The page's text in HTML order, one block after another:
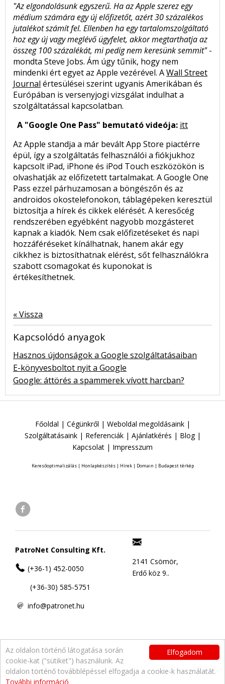
Elfogadom
Az oldalon történő látogatása során
cookie-kat ("sütiket") használunk. Az
oldalon történő továbblépéssel elfogadja a cookie-k használatát.
További információ
"Az elgondolásunk egyszerű. Ha az Apple szerez egy
médium számára egy új előfizetőt, azért 30 százalékos
jutalékot számít fel. Ellenben ha egy tartalomszolgáltató
hoz egy új vagy meglévő ügyfelet, akkor megtarthatja az
összeg 100 százalékát, mi pedig nem keresünk semmit"-
mondta Steve Jobs. Ám úgy tűnik, hogy nem
mindenki ért egyet az Apple vezérével. AWall Street
Journal értesülései szerint ugyanis Amerikában és
Európában is versenyjogi vizsgálat indulhat a
szolgáltatással kapcsolatban.
A "Google One Pass" bemutató videója: itt
Az Apple standja a már bevált App Store piactérre
épül, így a szolgáltatás felhasználói a fiókjukhoz
kapcsolt iPad, iPhone és iPod Touch eszközökön is
olvashatják az előfizetett tartalmakat. A Google One
Pass ezzel párhuzamosan a böngészőn és az
androidos okostelefonokon, táblagépeken keresztül
biztosítja a hírek és cikkek elérését. A keresőcég
rendszerében egyébként nagyobb mozgásteret
kapnak a kiadók. Nem csak előfizetéseket és napi
hozzáféréseket kínálhatnak, hanem akár egy
cikkhez is biztosíthatnak elérést, sőt felhasználókra
szabott csomagokat és kuponokat is
értékesíthetnek.
« Vissza
Kapcsolódó anyagok
Hasznos újdonságok a Google szolgáltatásaiban
E-könyvesboltot nyit a Google
Google: áttörés a spammerek vívott harcban?
Főoldal | Cégünkről | Weboldal megoldásaink|
Szolgáltatásaink| Referenciák| Ajánlatkérés | Blog|
Kapcsolat | Impresszum
Keresőoptimalizálás| Honlapkészítés| Hírek| Domain | Budapest térkép
PatroNet Consulting Kft.
(+36-1) 452-0050
(+36-30) 585-5751
info@patronet.hu
2141 Csömör,
Erdő köz 9..